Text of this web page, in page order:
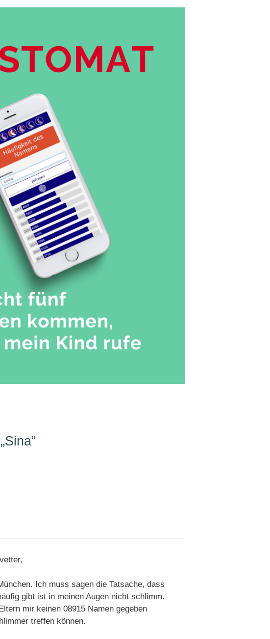
Ich muss sagen die Tatsache, dass
gibt ist in meinen Augen nicht schlimm.
mir keinen 08915 Namen gegeben
treffen können.